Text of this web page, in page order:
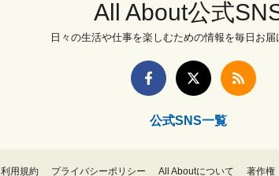
All About公式
日々の生活や仕事を楽しむための情報を毎日お届
公式SNS一覧
利用規約 プライバシーポリシー All Aboutについて 著作権